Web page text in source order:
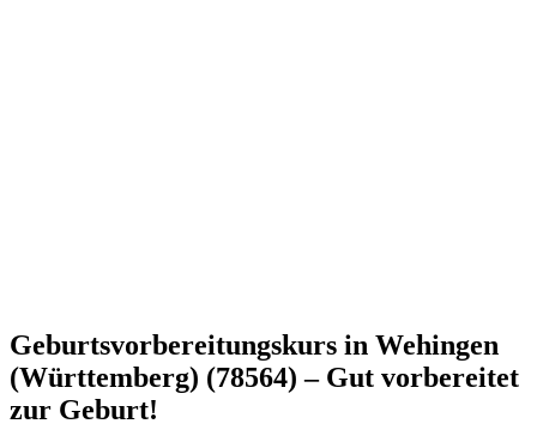
Geburtsvorbereitungskurs in Wehingen
(Württemberg) (78564) – Gut vorbereitet
zur Geburt!